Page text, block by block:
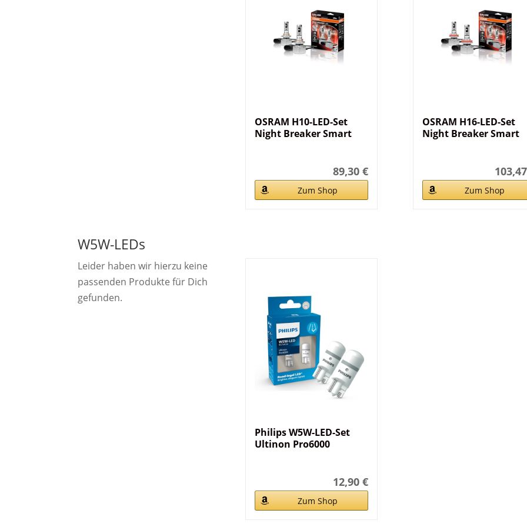
OSRAM H10-LED-Set
Night Breaker Smart
89,30 €
Zum Shop
OSRAM H16-LED-Set
Night Breaker Smart
Zum Shop
W5W-LEDs
Leider haben wir hierzu keine
passenden Produkte für Dich
gefunden.
Philips W5W-LED-Set
Ultinon Pro6000
12,90 €
Zum Shop